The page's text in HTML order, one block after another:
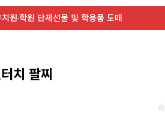
원·학원 단체선물 및 학용품 도매
치 팔찌